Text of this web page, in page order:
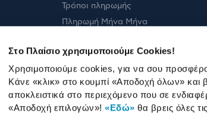
Στο Πλαίσιο χρησιμοποιούμε Cookies!
Χρησιμοποιούμε cookies, για να σου
Κάνε «κλικ» στο κουμπί «Αποδοχή όλων» και
αποκλειστικά στο περιεχόμενο που σε
«Αποδοχή επιλογών»!«Εδώ» θα βρεις όλες
Τρόποι πληρωμής
Πληρωμή Μήνα Μήνα
Επιστροφές